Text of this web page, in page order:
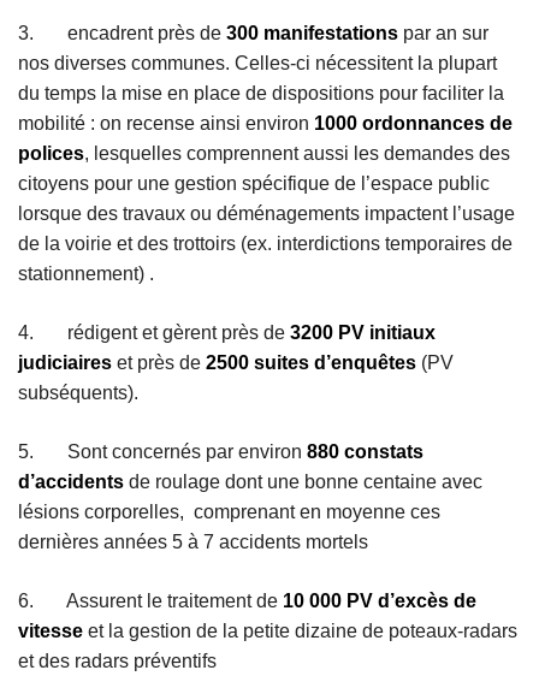
3. encadrent près de 300 manifestations par an sur
nos diverses communes. Celles-ci nécessitent la plupart
du temps la mise en place de dispositions pour faciliter la
mobilité : on recense ainsi environ 1000 ordonnances de
polices, lesquelles comprennent aussi les demandes des
citoyens pour une gestion spécifique de l’espace public
lorsque des travaux ou déménagements impactent l’usage
de la voirie et des trottoirs (ex. interdictions temporaires de
stationnement) .
4. rédigent et gèrent près de 3200 PV initiaux
judiciaires et près de 2500 suites d’enquêtes (PV
subséquents).
5. Sont concernés par environ 880 constats
d’accidents de roulage dont une bonne centaine avec
lésions corporelles, comprenant en moyenne ces
dernières années 5 à 7 accidents mortels
6. Assurent le traitement de 10 000 PV d’excès de
vitesse et la gestion de la petite dizaine de poteaux-radars
et des radars préventifs